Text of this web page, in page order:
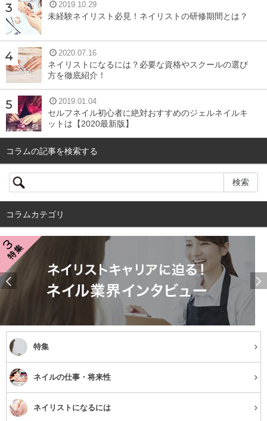
2019.10.29
未経験ネイリスト必見！ネイリストの研修期間とは？
2020.07.16
ネイリストになるには？必要な資格やスクールの選び
方を徹底紹介！
2019.01.04
セルフネイル初心者に絶対おすすめのジェルネイルキ
ットは【2020最新版】
コラムの記事を検索する
コラムカテゴリ
特集
ネイルの仕事・将来性
ネイリストになるには